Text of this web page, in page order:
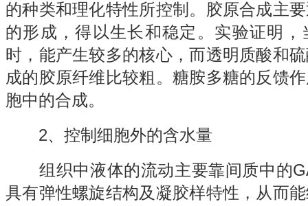
的种类和理化特性所控制。胶原合成主
的形成，得以生长和稳定。实验证明
时，能产生较多的核心，而透明质酸和
成的胶原纤维比较粗。糖胺多糖的反馈
胞中的合成。
2、控制细胞外的含水量
组织中液体的流动主要靠间质中的
具有弹性螺旋结构及凝胶样特性，从而